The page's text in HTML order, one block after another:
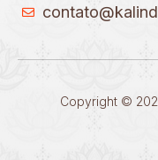
Copyright ©